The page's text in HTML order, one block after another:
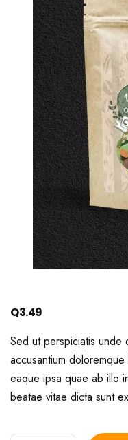
Q3.49
Sed ut perspiciatis unde
accusantium
eaque ipsa quae ab illo
beatae vitae dicta sunt